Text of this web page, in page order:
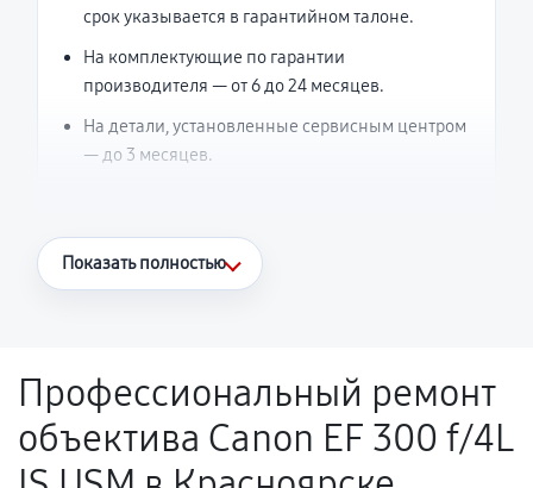
срок указывается в гарантийном талоне.
На комплектующие по гарантии
производителя — от 6 до 24 месяцев.
На детали, установленные сервисным центром
— до 3 месяцев.
Что считается гарантийным случаем
Поломка установленной детали при
нормальной эксплуатации в течение
гарантийного срока.
Показать полностью
Профессиональный ремонт
объектива Canon EF 300 f/4L